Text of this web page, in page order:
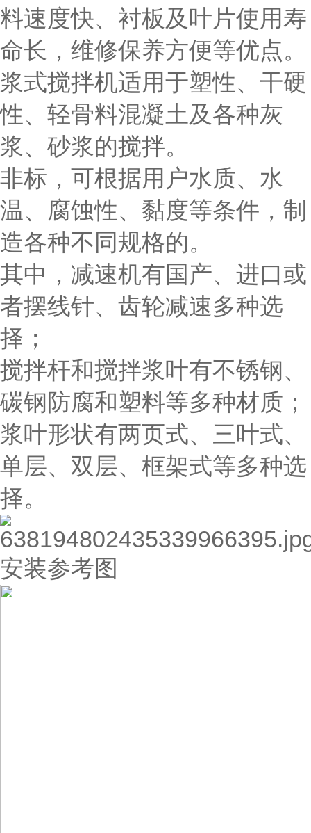
料速度快、衬板及叶片使用寿
命长，维修保养方便等优点。
浆式搅拌机适用于塑性、干硬
性、轻骨料混凝土及各种灰
浆、砂浆的搅拌。
非标，可根据用户水质、水
温、腐蚀性、黏度等条件，制
造各种不同规格的。
其中，减速机有国产、进口或
者摆线针、齿轮减速多种选
择；
搅拌杆和搅拌浆叶有不锈钢、
碳钢防腐和塑料等多种材质；
浆叶形状有两页式、三叶式、
单层、双层、框架式等多种选
择。
安装参考图